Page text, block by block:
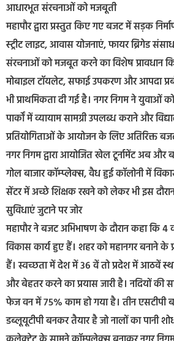
आधारभूत संरचनाओं को मजबूती
महापौर द्वारा प्रस्तुत किए गए बजट में सड़क
स्ट्रीट लाइट, आवास योजनाएं, फायर ब्रिगेड
संरचनाओं को मजबूत करने का विशेष प्रावधान
मोबाइल टॉयलेट, सफाई उपकरण और आपदा
भी प्राथमिकता दी गई है। नगर निगम ने युवाओं
पार्कों में व्यायाम सामग्री उपलब्ध कराने और
प्रतियोगिताओं के आयोजन के लिए अतिरिक्त
नगर निगम द्वारा आयोजित खेल टूर्नामेंट अब और
गोल बाजार कॉम्प्लेक्स, वैध हुई कॉलोनी में
सेंटर में अच्छे शिक्षक रखने को लेकर भी इस दौरान
सुविधाएं जुटाने पर जोर
महापौर ने बजट अभिभाषण के दौरान कहा कि 4
विकास कार्य हुए हैं। शहर को महानगर बनाने के
हैं। स्वच्छता में देश में 36 वें तो प्रदेश में आठवें
और बेहतर करने का प्रयास जारी है। नदियों की
फेज वन में 75% काम हो गया है। तीन एसटीपी
डब्लूयूटीपी बनकर तैयार है जो नालों का पानी